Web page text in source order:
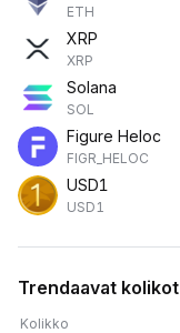
ETH
XRP
XRP
Solana
SOL
Figure Heloc
FIGR_HELOC
USD1
USD1
Trendaavat kolikot
Kolikko